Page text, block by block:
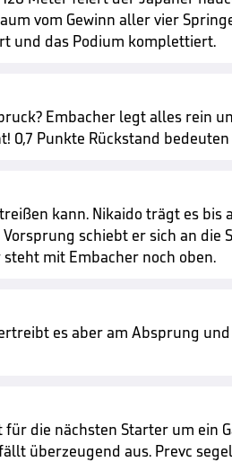
vom Gewinn aller vier
und das Podium komplettiert.
Embacher legt alles rein
Punkte Rückstand
kann. Nikaido trägt es
schiebt er sich an
mit Embacher noch oben.
es aber am Absprung
die nächsten Starter um ein
überzeugend aus. Prevc